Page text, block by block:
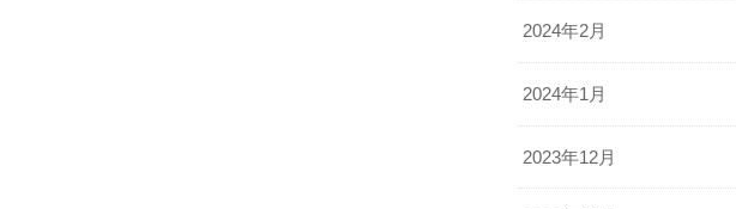
2024年2月
2024年1月
2023年12月